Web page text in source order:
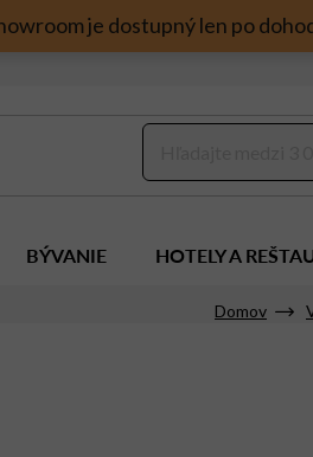
je dostupný len po
BÝVANIE HOTELY A
Domov